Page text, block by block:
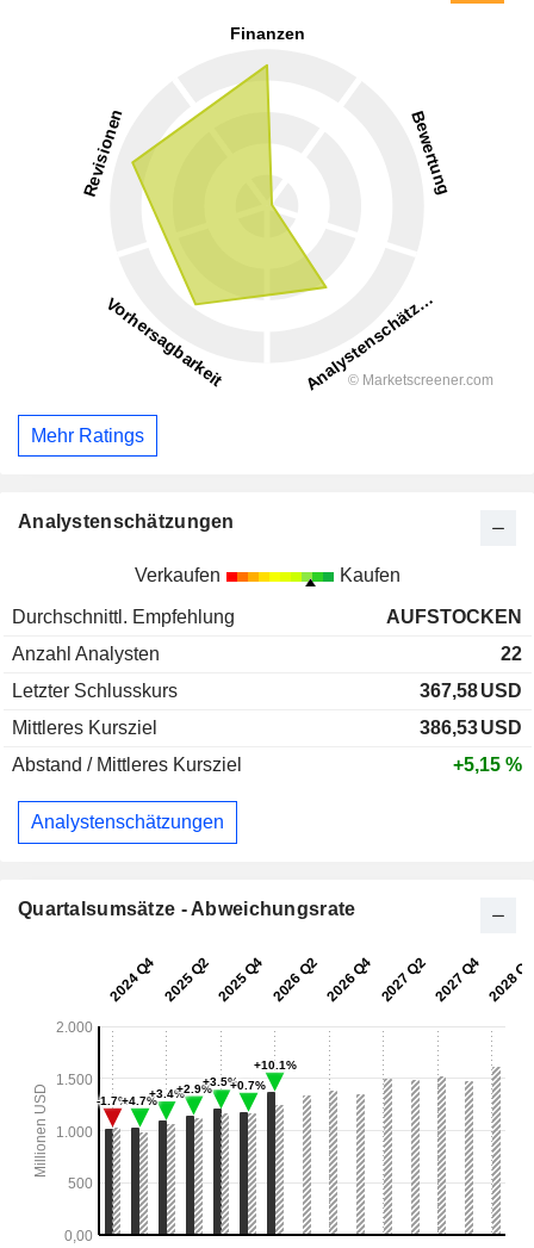
Mehr Ratings
Analystenschätzungen
Verkaufen Kaufen
Durchschnittl. Empfehlung
AUFSTOCKEN
Anzahl Analysten
22
Letzter Schlusskurs
367,58USD
Mittleres Kursziel
386,53USD
Abstand / Mittleres Kursziel
+5,15 %
Analystenschätzungen
Quartalsumsätze - Abweichungsrate